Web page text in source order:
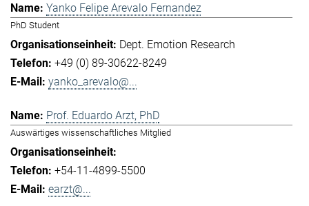
Yanko Felipe Arevalo Fernandez
PhD Student
Dept. Emotion Research
+49 (0) 89-30622-8249
yanko_arevalo@...
Prof. Eduardo Arzt, PhD
Auswärtiges wissenschaftliches Mitglied
+54-11-4899-5500
earzt@...